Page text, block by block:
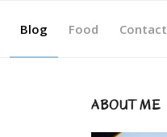
Blog Food Contact
ABOUT ME